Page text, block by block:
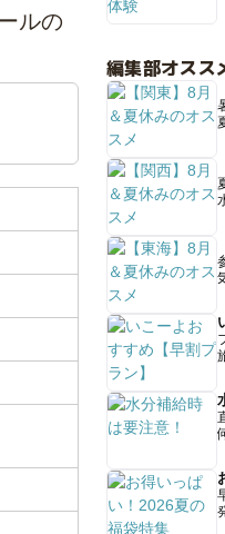
ルの
編集部オスス